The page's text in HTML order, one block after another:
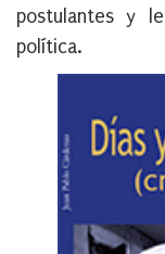
postulantes y
política.